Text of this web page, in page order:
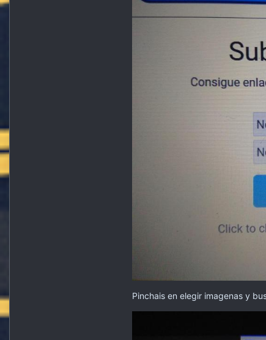
Pinchais en elegir imagenas y